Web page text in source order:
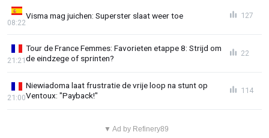
Visma mag juichen: Superster slaat weer toe
08:22
127
Tour de France Femmes: Favorieten etappe 8: Strijd om
de eindzege of sprinten?
21:21
22
Niewiadoma laat frustratie de vrije loop na stunt op
Ventoux: "Payback!"
21:00
114
▼ Ad by Refinery89